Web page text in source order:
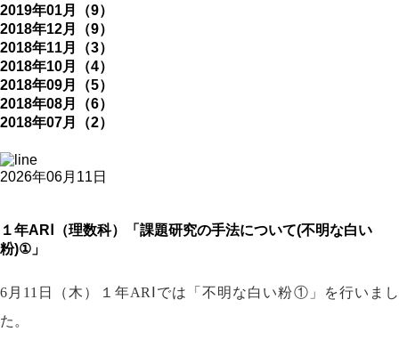
2019年01月（9）
2018年12月（9）
2018年11月（3）
2018年10月（4）
2018年09月（5）
2018年08月（6）
2018年07月（2）
2026年06月11日
１年ARⅠ（理数科）「課題研究の手法について(不明な白い
粉)①」
6 月11日（木）１年ARⅠでは「不明な白い粉①」を行いまし
た。